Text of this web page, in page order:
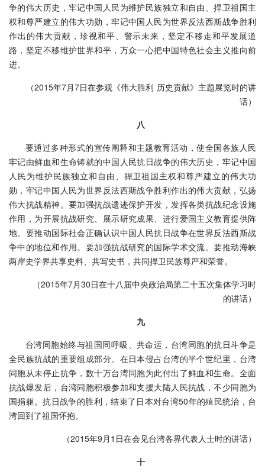
争的伟大历史，牢记中国人民为维护民族独立和自由、捍卫祖国主
权和尊严建立的伟大功勋，牢记中国人民为世界反法西斯战争胜利
作出的伟大贡献，珍视和平、警示未来，坚定不移走和平发展道
路，坚定不移维护世界和平，万众一心把中国特色社会主义推向前
进。
（2015年7月7日在参观《伟大胜利 历史贡献》主题展览时的讲
话）
八
要通过多种形式的宣传阐释和主题教育活动，使全国各族人民
牢记由鲜血和生命铸就的中国人民抗日战争的伟大历史，牢记中国
人民为维护民族独立和自由、捍卫祖国主权和尊严建立的伟大功
勋，牢记中国人民为世界反法西斯战争胜利作出的伟大贡献，弘扬
伟大抗战精神。要加强抗战遗迹保护开发，发挥各类抗战纪念设施
作用，为开展抗战研究、展示研究成果、进行爱国主义教育提供阵
地。要推动国际社会正确认识中国人民抗日战争在世界反法西斯战
争中的地位和作用。要加强抗战研究的国际学术交流。要推动海峡
两岸史学界共享史料、共写史书，共同捍卫民族尊严和荣誉。
（2015年7月30日在十八届中央政治局第二十五次集体学习时
的讲话）
九
台湾同胞始终与祖国同呼吸、共命运，台湾同胞的抗日斗争是
全民族抗战的重要组成部分。在日本侵占台湾的半个世纪里，台湾
同胞从未停止抗争，数十万台湾同胞为此付出了鲜血和生命。全面
抗战爆发后，台湾同胞积极参加和支援大陆人民抗战，不少同胞为
国捐躯。抗日战争的胜利，结束了日本对台湾50年的殖民统治，台
湾回到了祖国怀抱。
（2015年9月1日在会见台湾各界代表人士时的讲话）
十